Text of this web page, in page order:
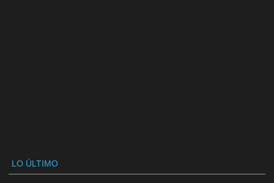
LO ÚLTIMO